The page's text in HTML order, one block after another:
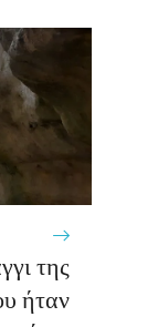
της
ήταν